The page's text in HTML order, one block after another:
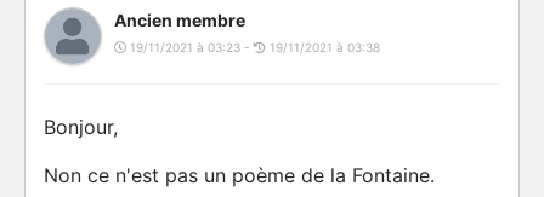
Ancien membre
19/11/2021 à 03:23 - 19/11/2021 à 03:38
Bonjour,
Non ce n'est pas un poème de la Fontaine.